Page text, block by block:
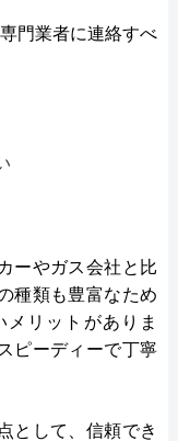
門業者に連絡すべ
ーやガス会社と比
種類も豊富なため
リットがありま
ピーディーで丁寧
として、信頼でき